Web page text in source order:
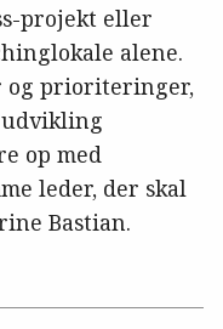
projekt eller
alene.
og prioriteringer,
op med
leder, der skal
Bastian.